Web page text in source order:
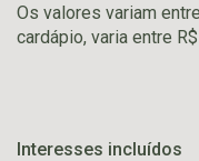
Os valores variam
cardápio, varia entre
Interesses incluídos